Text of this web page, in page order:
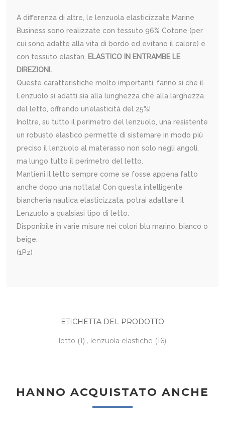
A differenza di altre, le lenzuola elasticizzate Marine
Business sono realizzate con tessuto 96% Cotone (per
cui sono adatte alla vita di bordo ed evitano il calore) e
con tessuto elastan, ELASTICO IN ENTRAMBE LE
DIREZIONI.
Queste caratteristiche molto importanti, fanno si che il
Lenzuolo si adatti sia alla lunghezza che alla larghezza
del letto, offrendo un’elasticità del 25%!
Inoltre, su tutto il perimetro del lenzuolo, una resistente
un robusto elastico permette di sistemare in modo più
preciso il lenzuolo al materasso non solo negli angoli,
ma lungo tutto il perimetro del letto.
Mantieni il letto sempre come se fosse appena fatto
anche dopo una nottata! Con questa intelligente
biancheria nautica elasticizzata, potrai adattare il
Lenzuolo a qualsiasi tipo di letto.
Disponibile in varie misure nei colori blu marino, bianco o
beige.
(1Pz)
ETICHETTA DEL PRODOTTO
letto (1) , lenzuola elastiche (16)
HANNO ACQUISTATO ANCHE